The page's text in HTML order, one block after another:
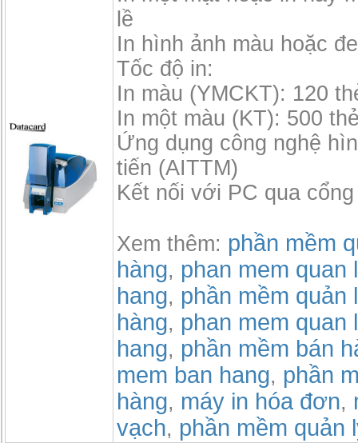
lề
In hình ảnh màu hoặc
Tốc độ in:
In màu (YMCKT): 120
In một màu (KT): 500
Ứng dụng công nghệ
tiến (AITTM)
Kết nối với PC qua
Xem thêm: phần mềm
hàng, phan mem quan
hang, phần mềm quản
hàng, phan mem quan
hang, phần mềm bán
mem ban hang, phần
hàng, máy in hóa đơn,
vạch, phần mềm quản